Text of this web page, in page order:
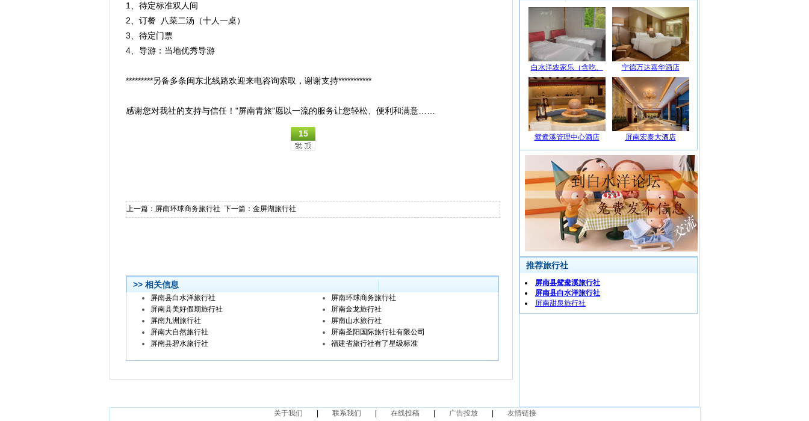
1、待定标准双人间
2、订餐 八菜二汤（十人一桌）
3、待定门票
4、导游：当地优秀导游
*********另备多条闽东北线路欢迎来电咨询索取，谢谢支持***********
感谢您对我社的支持与信任！"屏南青旅"愿以一流的服务让您轻松、便利和满意……
15
上一篇： 屏南环球商务旅行社 下一篇： 金屏湖旅行社
>> 相关信息
屏南县白水洋旅行社
屏南环球商务旅行社
屏南县美好假期旅行社
屏南金龙旅行社
屏南九洲旅行社
屏南山水旅行社
屏南大自然旅行社
屏南圣阳国际旅行社有限公司
屏南县碧水旅行社
福建省旅行社有了星级标准
关于我们 联系我们 在线投稿 广告投放 友情链接